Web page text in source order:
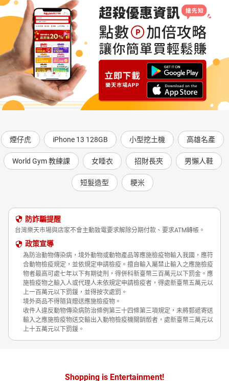
煙仔虎 iPhone 13 128GB 小型挖土機 高雄名產
World Gym 教練課 女睡衣 招財長夾 男懶人鞋
短髮造型 粳米
防詐騙提醒
台灣樂天市場與店家不會主動致電要求解除分期付款、要求ATM轉帳。
政策宣導
為防治動物傳染病，境外動物或動物產品等應施檢疫物輸入我國，應符
合動物檢疫規定，並依規定申請檢疫。擅自輸入屬禁止輸入之應施檢疫
物者最高可處七年以下有期徒刑，得併科新臺幣三百萬元以下罰金。應
施檢疫物之輸入人或代理人未依規定申請檢疫者，得處新臺幣五萬元以
上一百萬元以下罰鍰，並得按次處罰。
境外商品不得隨貨贈送應施檢疫物。
收件人違反動物傳染病防治條例第三十四條第三項規定，未將郵遞寄送
輸入之應施檢疫物送交輸出入動物檢疫機關銷燬者，處新臺幣三萬元以
上十五萬元以下罰鍰。
Shopping is Entertainment!